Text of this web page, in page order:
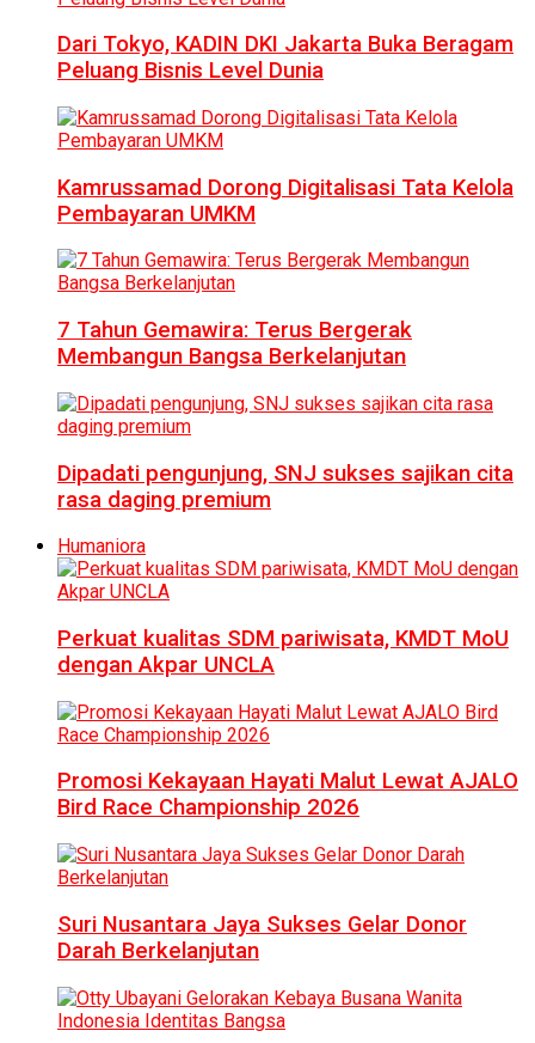
Dari Tokyo, KADIN DKI Jakarta Buka Beragam
Peluang Bisnis Level Dunia
Kamrussamad Dorong Digitalisasi Tata Kelola
Pembayaran UMKM
7 Tahun Gemawira: Terus Bergerak
Membangun Bangsa Berkelanjutan
Dipadati pengunjung, SNJ sukses sajikan cita
rasa daging premium
Humaniora
Perkuat kualitas SDM pariwisata, KMDT MoU
dengan Akpar UNCLA
Promosi Kekayaan Hayati Malut Lewat AJALO
Bird Race Championship 2026
Suri Nusantara Jaya Sukses Gelar Donor
Darah Berkelanjutan